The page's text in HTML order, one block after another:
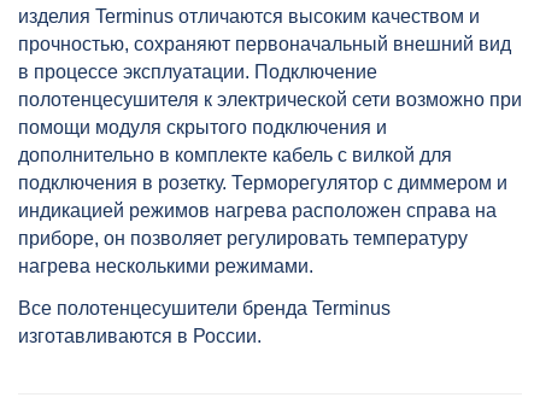
изделия Terminus отличаются высоким качеством и
прочностью, сохраняют первоначальный внешний вид
в процессе эксплуатации. Подключение
полотенцесушителя к электрической сети возможно при
помощи модуля скрытого подключения и
дополнительно в комплекте кабель с вилкой для
подключения в розетку. Терморегулятор с диммером и
индикацией режимов нагрева расположен справа на
приборе, он позволяет регулировать температуру
нагрева несколькими режимами.
Все полотенцесушители бренда Terminus
изготавливаются в России.